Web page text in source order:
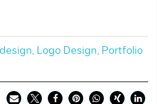
, Logo Design, Portfolio